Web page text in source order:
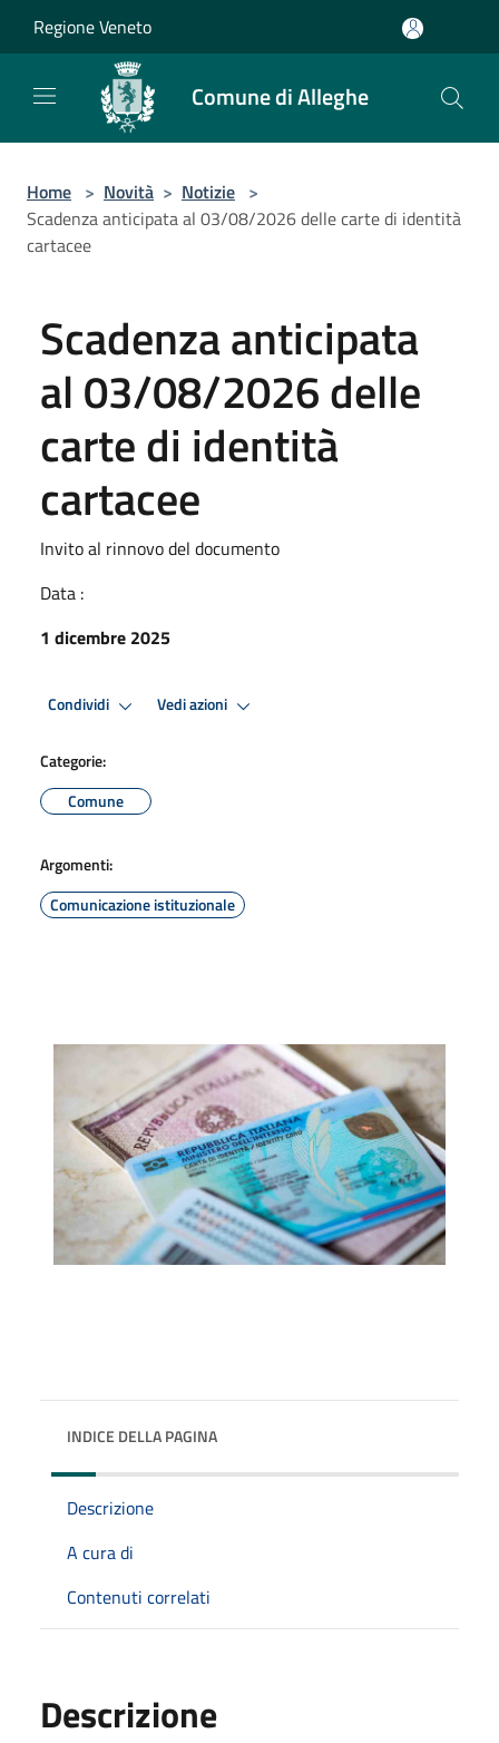
Regione Veneto
Comune di Alleghe
Home > Novità > Notizie >
Scadenza anticipata al 03/08/2026 delle carte di identità
cartacee
Scadenza anticipata
al 03/08/2026 delle
carte di identità
cartacee
Invito al rinnovo del documento
Data :
1 dicembre 2025
Condividi Vedi azioni
Categorie:
Comune
Argomenti:
Comunicazione istituzionale
INDICE DELLA PAGINA
Descrizione
A cura di
Contenuti correlati
Descrizione